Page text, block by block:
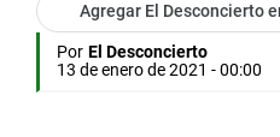
Agregar El Desconcierto
Por El Desconcierto
13 de enero de 2021 - 00:00